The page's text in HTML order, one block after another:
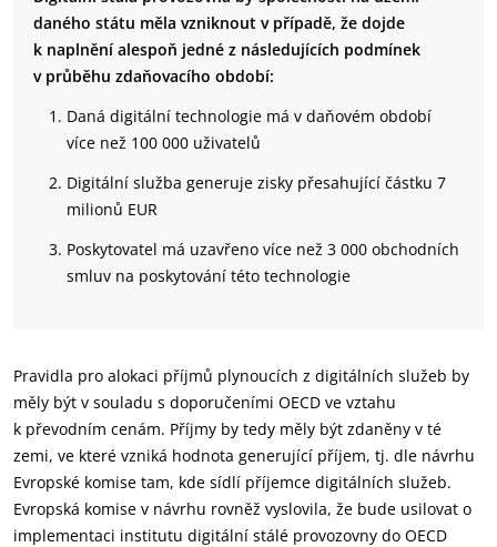
daného státu měla vzniknout v případě, že dojde
k naplnění alespoň jedné z následujících podmínek
v průběhu zdaňovacího období:
Daná digitální technologie má v daňovém období
více než 100 000 uživatelů
Digitální služba generuje zisky přesahující částku 7
milionů EUR
Poskytovatel má uzavřeno více než 3 000 obchodních
smluv na poskytování této technologie
Pravidla pro alokaci příjmů plynoucích z digitálních služeb by
měly být v souladu s doporučeními OECD ve vztahu
k převodním cenám. Příjmy by tedy měly být zdaněny v té
zemi, ve které vzniká hodnota generující příjem, tj. dle návrhu
Evropské komise tam, kde sídlí příjemce digitálních služeb.
Evropská komise v návrhu rovněž vyslovila, že bude usilovat o
implementaci institutu digitální stálé provozovny do OECD